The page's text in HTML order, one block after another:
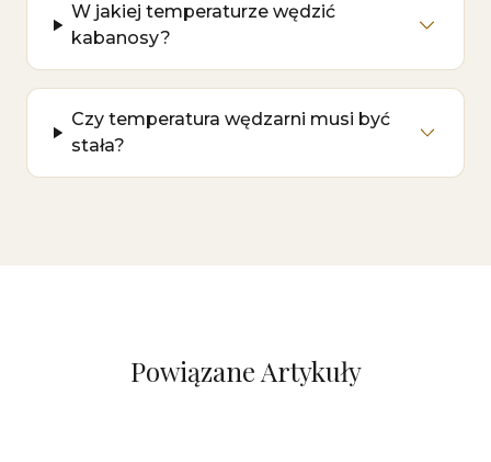
W jakiej temperaturze wędzić
kabanosy?
Czy temperatura wędzarni musi być
stała?
Powiązane Artykuły